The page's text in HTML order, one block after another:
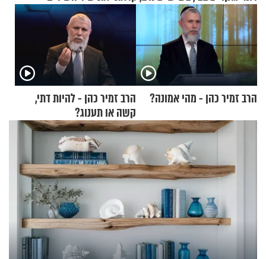
הרב זמיר כהן - מהי אמונה?
הרב זמיר כהן - להיות דתי,
קשה או תענוג?